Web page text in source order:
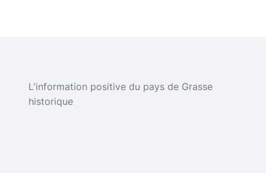
L'information positive du pays de Grasse
historique